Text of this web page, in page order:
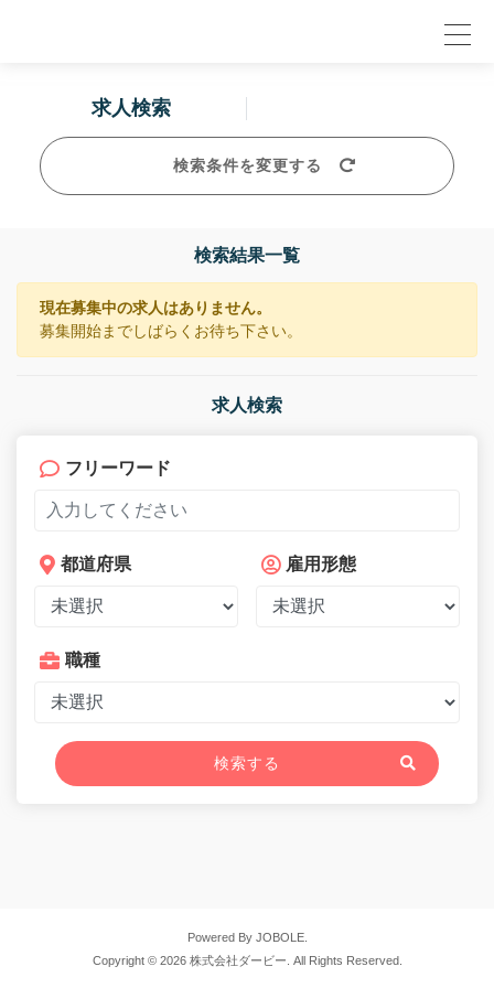
求人検索
検索条件を変更する
検索結果一覧
現在募集中の求人はありません。
募集開始までしばらくお待ち下さい。
求人検索
フリーワード
都道府県 雇用形態
職種
検索する
Powered By JOBOLE.
Copyright © 2026 株式会社ダービー. All Rights Reserved.